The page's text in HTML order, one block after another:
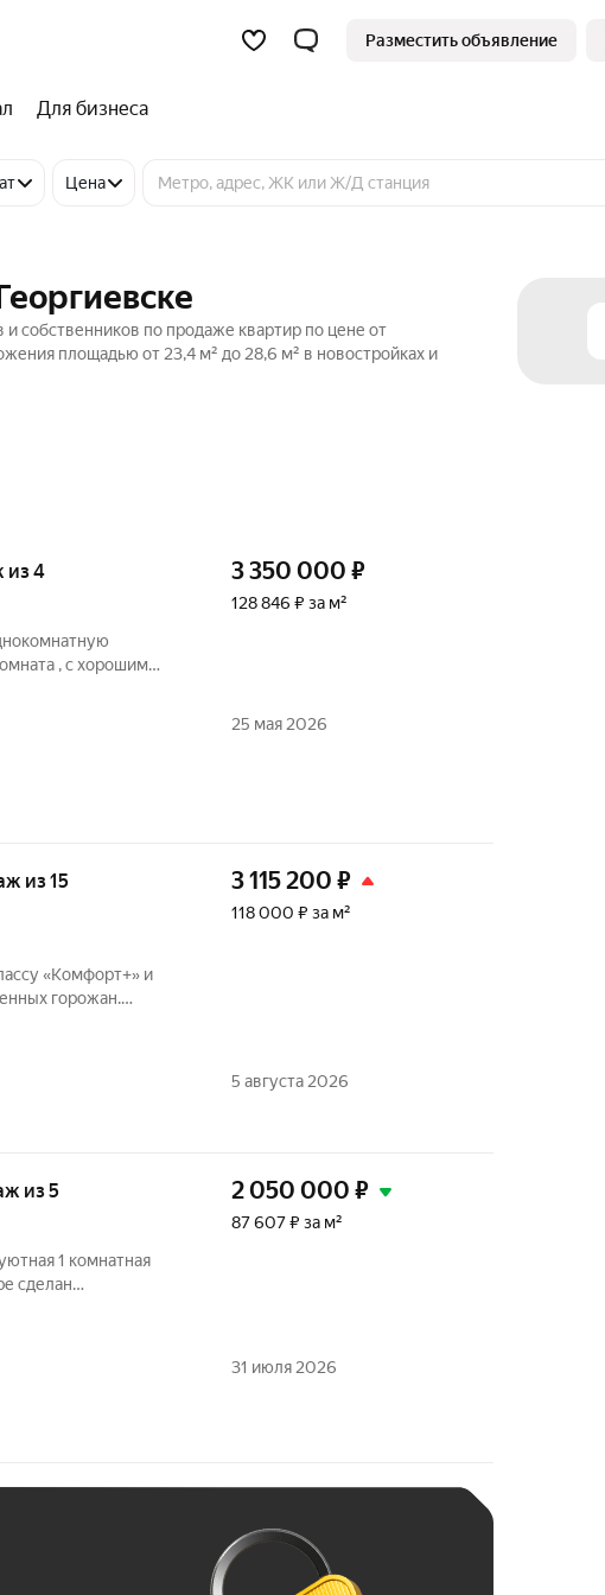
Разместить объявление
Для бизнеса
Цена
собственников по продаже квартир по цене от
площадью от 23,4 м² до 28,6 м² в новостройках и
из 4
, с хорошим
школа , детский сад
3 350 000 ₽
128 846 ₽ за м²
25 мая 2026
из 15
«Комфорт+» и
горожан.
районе с
3 115 200 ₽
118 000 ₽ за м²
5 августа 2026
из 5
1 комнатная
сделан
Во дворе есть
2 050 000 ₽
87 607 ₽ за м²
31 июля 2026